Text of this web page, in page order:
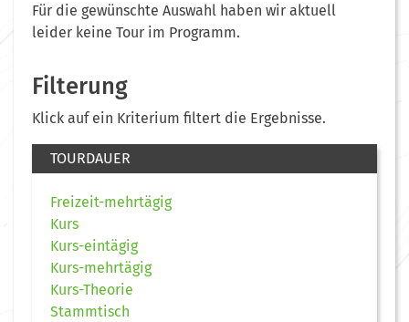
Für die gewünschte Auswahl haben wir aktuell
leider keine Tour im Programm.
Filterung
Klick auf ein Kriterium filtert die Ergebnisse.
TOURDAUER
Freizeit-mehrtägig
Kurs
Kurs-eintägig
Kurs-mehrtägig
Kurs-Theorie
Stammtisch